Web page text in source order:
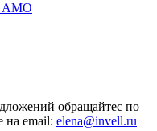
AMO
обращайтес по
на email: elena@invell.ru